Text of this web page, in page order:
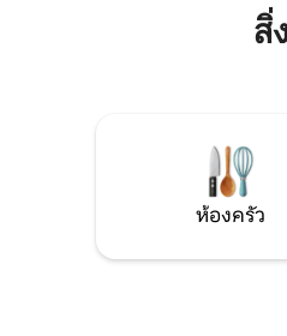
เยี่ยมห่างออกไป 40 นา
เอ็กซ์มูร์อยู่ใกล้คุณ ร้า
กวาง นกเหยี่ยวแดง แล
สิ่
ห้องครัว